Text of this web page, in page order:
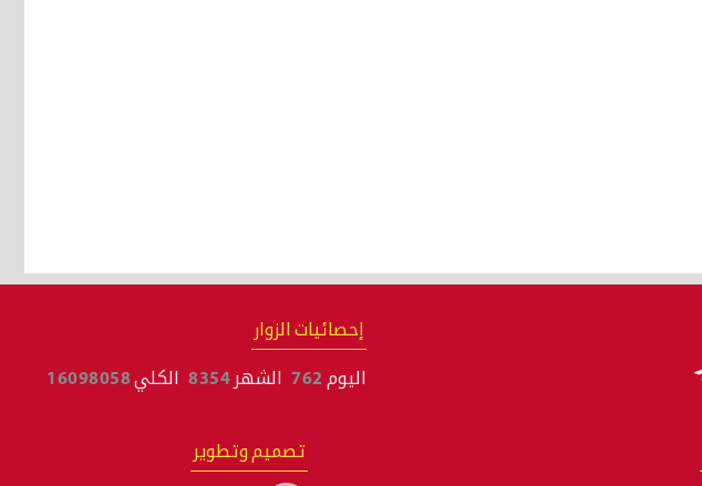
إحصائيات الزوار
اليوم 762 الشهر 8354 الكلي16098058
تصميم وتطوير